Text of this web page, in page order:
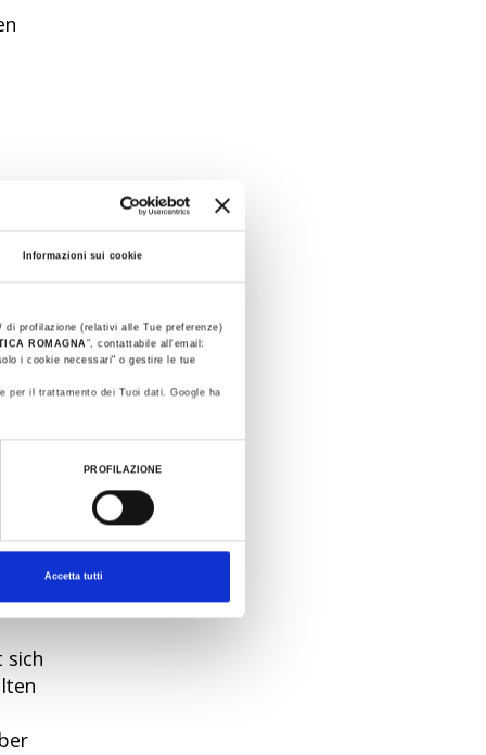
Informazioni sui cookie
profilazione (relativi alle Tue preferenze)
ROMAGNA ”, contattabile all'email:
i cookie necessari" o gestire le tue
per il trattamento dei Tuoi dati. Google ha
PROFILAZIONE
Accetta tutti
sich